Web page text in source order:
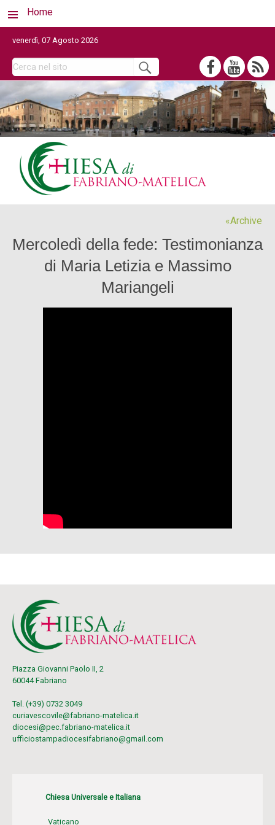
Home
venerdì, 07 Agosto 2026
Archive
Mercoledì della fede: Testimonianza
di Maria Letizia e Massimo
Mariangeli
Piazza Giovanni Paolo II, 2
60044 Fabriano
Tel. (+39) 0732 3049
curiavescovile@fabriano-matelica.it
diocesi@pec.fabriano-matelica.it
ufficiostampadiocesifabriano@gmail.com
Chiesa Universale e Italiana
Vaticano